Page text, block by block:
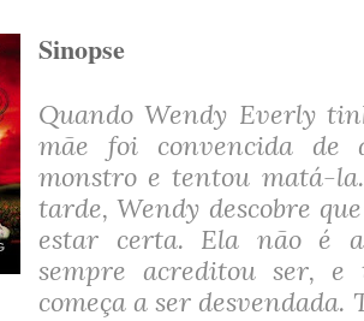
Sinopse
Quando Wendy Everly
mãe foi convencida de
monstro e tentou matá-
tarde, Wendy descobre
estar certa. Ela não é
sempre acreditou ser,
começa a ser desvendada.